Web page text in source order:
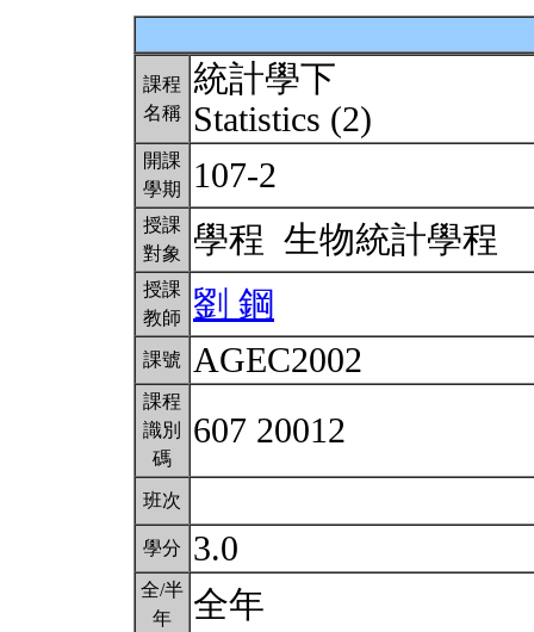
課程
名稱
統計學下
Statistics (2)
開課
學期
107-2
授課
對象
學程 生物統計學程
授課
教師
劉 鋼
課號 AGEC2002
課程
識別
碼
607 20012
班次
學分 3.0
全/半
年
全年